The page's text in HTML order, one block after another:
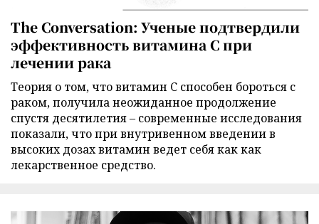
The Conversation: Ученые подтвердили
эффективность витамина C при
лечении рака
Теория о том, что витамин C способен бороться с
раком, получила неожиданное продолжение
спустя десятилетия – современные исследования
показали, что при внутривенном введении в
высоких дозах витамин ведет себя как как
лекарственное средство.